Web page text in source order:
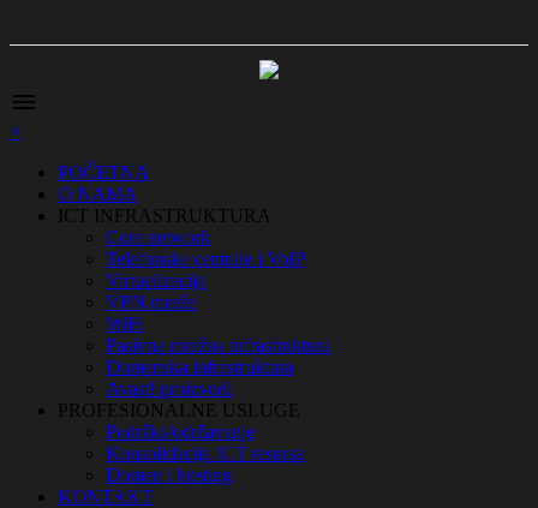
menu
×
POČETNA
O NAMA
ICT INFRASTRUKTURA
Core network
Telefonske centrale i VoIP
Virtuelizacija
VPN mreže
WiFi
Pasivna mrežna infrastruktura
Domenska infrastruktura
Avast! proizvodi
PROFESIONALNE USLUGE
Podrška/održavanje
Konsolidacija ICT resursa
Domen i hosting
KONTAKT